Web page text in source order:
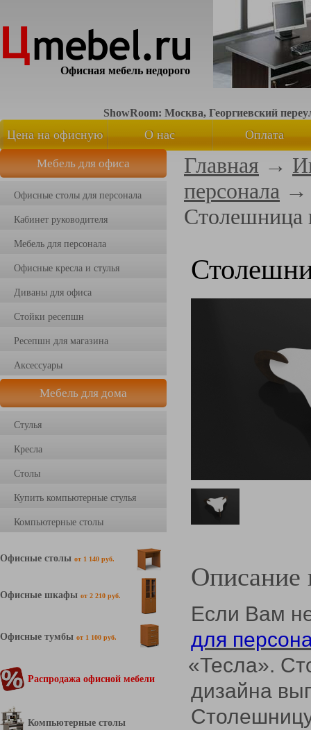
Офисная мебель недорого
ShowRoom: Москва, Георгиевский
Цена на офисную
мебель
О нас Оплата
Мебель для офиса
Офисные столы для персонала
Кабинет руководителя
Мебель для персонала
Офисные кресла и стулья
Диваны для офиса
Стойки ресепшн
Ресепшн для магазина
Аксессуары
Мебель для дома
Стулья
Кресла
Столы
Купить компьютерные стулья
Компьютерные столы
Офисные столы от 1 140 руб.
Офисные шкафы от 2 210 руб.
Офисные тумбы от 1 100 руб.
Распродажа офисной мебели
Компьютерные столы
Главная →
персонала
Столешница
Описание
Если Вам
для
«Тесла».
дизайна